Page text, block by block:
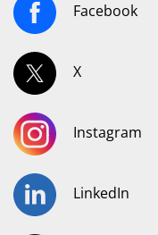
Facebook
X
Instagram
LinkedIn